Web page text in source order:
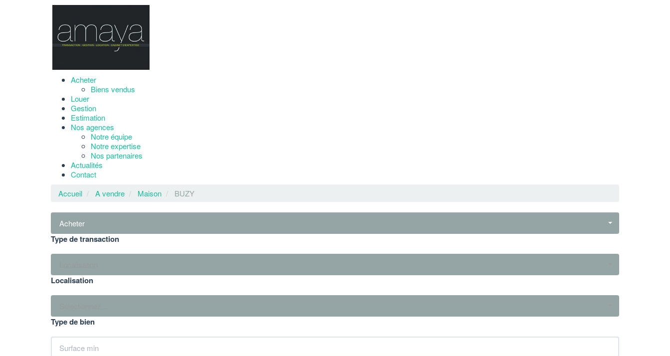
Acheter
Biens vendus
Louer
Gestion
Estimation
Nos agences
Notre équipe
Notre expertise
Nos partenaires
Actualités
Contact
Accueil
A vendre Maison BUZY
Acheter
Type de transaction
Localisation
Type de bien